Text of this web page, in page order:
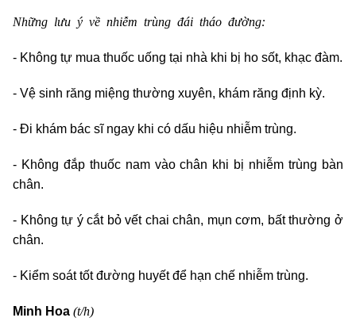
Những lưu ý về nhiễm trùng đái tháo đường:
- Không tự mua thuốc uống tại nhà khi bị ho sốt, khạc đàm.
- Vệ sinh răng miệng thường xuyên, khám răng định kỳ.
- Đi khám bác sĩ ngay khi có dấu hiệu nhiễm trùng.
- Không đắp thuốc nam vào chân khi bị nhiễm trùng bàn
chân.
- Không tự ý cắt bỏ vết chai chân, mụn cơm, bất thường ở
chân.
- Kiểm soát tốt đường huyết để hạn chế nhiễm trùng.
Minh Hoa (t/h)